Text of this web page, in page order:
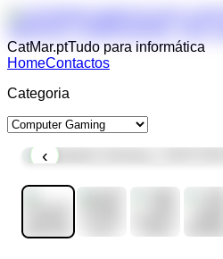
CatMar.ptTudo para informática
HomeContactos
Categoria
‹